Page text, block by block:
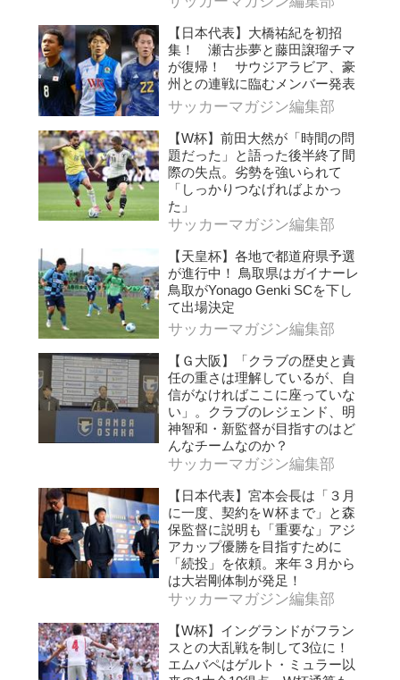
【日本代表】大橋祐紀を初招
集！ 瀬古歩夢と藤田譲瑠チマ
が復帰！ サウジアラビア、豪
州との連戦に臨むメンバー発表
サッカーマガジン編集部
【W杯】前田大然が「時間の問
題だった」と語った後半終了間
際の失点。劣勢を強いられて
「しっかりつなげればよかっ
た」
サッカーマガジン編集部
【天皇杯】各地で都道府県予選
が進行中！ 鳥取県はガイナーレ
鳥取がYonago Genki SCを下し
て出場決定
サッカーマガジン編集部
【Ｇ大阪】「クラブの歴史と責
任の重さは理解しているが、自
信がなければここに座っていな
い」。クラブのレジェンド、明
神智和・新監督が目指すのはど
んなチームなのか？
サッカーマガジン編集部
【日本代表】宮本会長は「３月
に一度、契約をＷ杯まで」と森
保監督に説明も「重要な」アジ
アカップ優勝を目指すために
「続投」を依頼。来年３月から
は大岩剛体制が発足！
サッカーマガジン編集部
【W杯】イングランドがフラン
スとの大乱戦を制して3位に！
エムバペはゲルト・ミュラー以